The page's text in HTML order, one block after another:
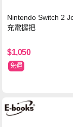
Nintendo Switch 2
充電握把
$1,050
免運